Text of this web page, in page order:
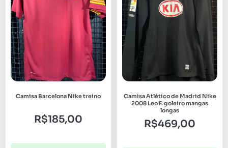
Camisa Barcelona Nike treino
R$185,00
Camisa Atlético de Madrid Nike
2008 Leo F. goleiro mangas
longas
R$469,00